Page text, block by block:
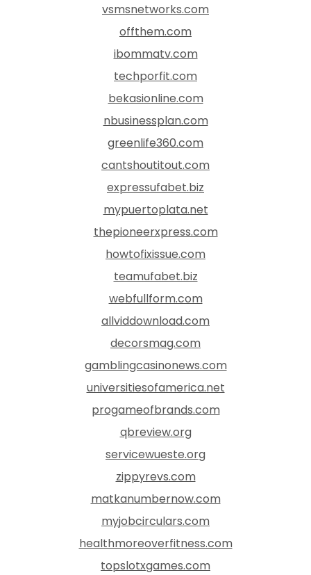
vsmsnetworks.com
offthem.com
ibommatv.com
techporfit.com
bekasionline.com
nbusinessplan.com
greenlife360.com
cantshoutitout.com
expressufabet.biz
mypuertoplata.net
thepioneerxpress.com
howtofixissue.com
teamufabet.biz
webfullform.com
allviddownload.com
decorsmag.com
gamblingcasinonews.com
universitiesofamerica.net
progameofbrands.com
qbreview.org
servicewueste.org
zippyrevs.com
matkanumbernow.com
myjobcirculars.com
healthmoreoverfitness.com
topslotxgames.com